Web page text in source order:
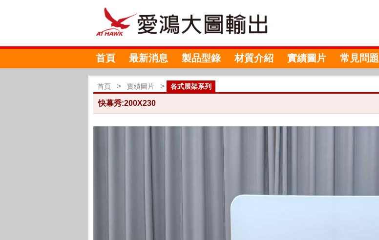
首頁 最新消息 製品型錄 材質介紹 實績圖片 常見問題
首頁 > 實績圖片 > 各式展架系列
快幕秀:200X230